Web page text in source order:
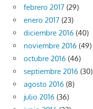
febrero 2017 (29)
enero 2017 (23)
diciembre 2016 (40)
noviembre 2016 (49)
octubre 2016 (46)
septiembre 2016 (30)
agosto 2016 (8)
julio 2016 (36)